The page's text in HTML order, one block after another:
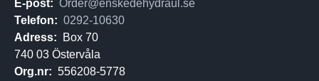
E-post: Order@enskedehydraul.se
Telefon: 0292-10630
Adress:
Box 70
740 03 Östervåla
Org.nr: 556208-5778